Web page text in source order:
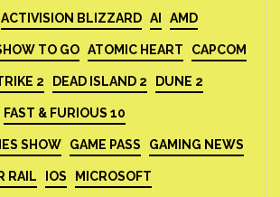
ACTIVISION BLIZZARD AI AMD
TO GO ATOMIC HEART CAPCOM
2 DEAD ISLAND 2 DUNE 2
FAST & FURIOUS 10
SHOW GAME PASS GAMING NEWS
RAIL IOS MICROSOFT